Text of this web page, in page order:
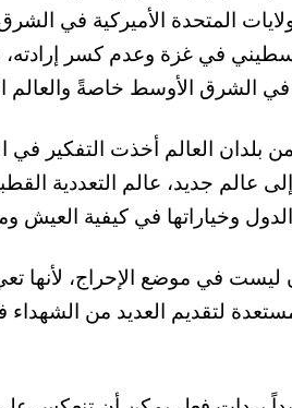
المتحدة الأميركية في
في غزة وعدم كسر إرادته،
في الشرق الأوسط خاصةً والعالم
بلدان العالم أخذت التفكير في
عالم جديد، عالم التعددية
وخياراتها في كيفية العيش
في موضع الإحراج، لأنها تعي
لتقديم العديد من